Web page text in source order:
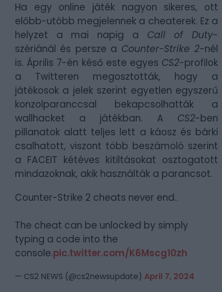
Ha egy online játék nagyon sikeres, ott
előbb-utóbb megjelennek a cheaterek. Ez a
helyzet a mai napig a Call of Duty-
szériánál és persze a Counter-Strike 2-nél
is. Április 7-én késő este egyes CS2-profilok
a Twitteren megosztották, hogy a
játékosok a jelek szerint egyetlen egyszerű
konzolparanccsal bekapcsolhatták a
wallhacket a játékban. A CS2-ben
pillanatok alatt teljes lett a káosz és bárki
csalhatott, viszont több beszámoló szerint
a FACEIT kétéves kitiltásokat osztogatott
mindazoknak, akik használták a parancsot.
Counter-Strike 2 cheats never end..
The cheat can be unlocked by simply
typing a code into the
console.pic.twitter.com/K6Mscg10zh
— CS2 NEWS (@cs2newsupdate) April 7, 2024